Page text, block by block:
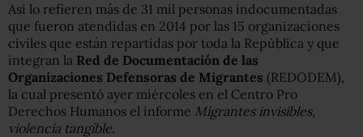
Así lo refieren más de 31 mil personas indocumentadas
que fueron atendidas en 2014 por las 15 organizaciones
civiles que están repartidas por toda la República y que
integran la Red de Documentación de las
Organizaciones Defensoras de Migrantes (REDODEM),
la cual presentó ayer miércoles en el Centro Pro
Derechos Humanos el informe Migrantes invisibles,
violencia tangible.